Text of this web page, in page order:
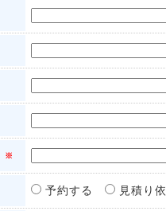
※
予約する 見積り